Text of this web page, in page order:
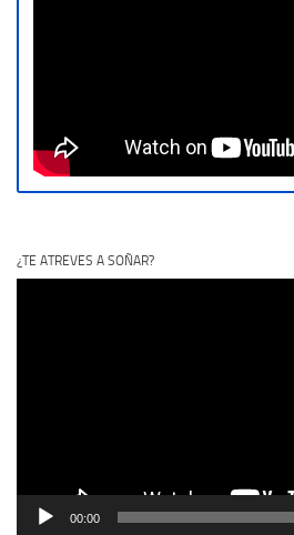
¿TE ATREVES A SOÑAR?
00:00